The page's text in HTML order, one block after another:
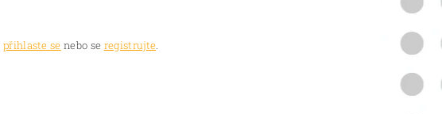
přihlaste se nebo se registrujte.